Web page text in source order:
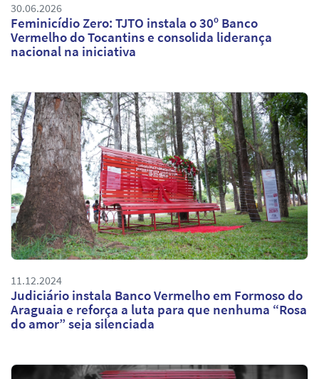
30.06.2026
Feminicídio Zero: TJTO instala o 30º Banco
Vermelho do Tocantins e consolida liderança
nacional na iniciativa
11.12.2024
Judiciário instala Banco Vermelho em Formoso do
Araguaia e reforça a luta para que nenhuma “Rosa
do amor” seja silenciada